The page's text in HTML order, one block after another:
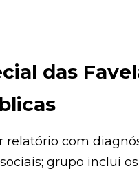
das
com
os deputados